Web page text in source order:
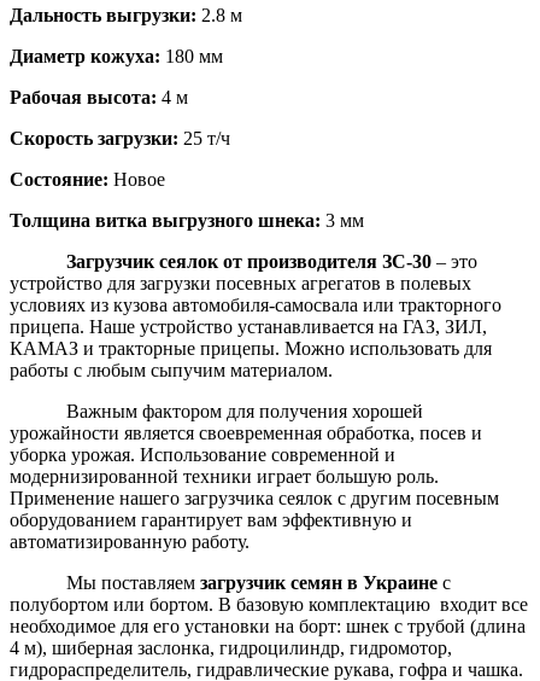
Дальность выгрузки: 2.8 м
Диаметр кожуха: 180 мм
Рабочая высота: 4 м
Скорость загрузки: 25 т/ч
Состояние: Новое
Толщина витка выгрузного шнека: 3 мм
Загрузчик сеялок от производителя ЗС-30 – это
устройство для загрузки посевных агрегатов в полевых
условиях из кузова автомобиля-самосвала или тракторного
прицепа. Наше устройство устанавливается на ГАЗ, ЗИЛ,
КАМАЗ и тракторные прицепы. Можно использовать для
работы с любым сыпучим материалом.
Важным фактором для получения хорошей
урожайности является своевременная обработка, посев и
уборка урожая. Использование современной и
модернизированной техники играет большую роль.
Применение нашего загрузчика сеялок с другим посевным
оборудованием гарантирует вам эффективную и
автоматизированную работу.
Мы поставляемзагрузчик семян в Украине с
полубортом или бортом. В базовую комплектацию входит все
необходимое для его установки на борт: шнек с трубой (длина
4 м), шиберная заслонка, гидроцилиндр, гидромотор,
гидрораспределитель, гидравлические рукава, гофра и чашка.